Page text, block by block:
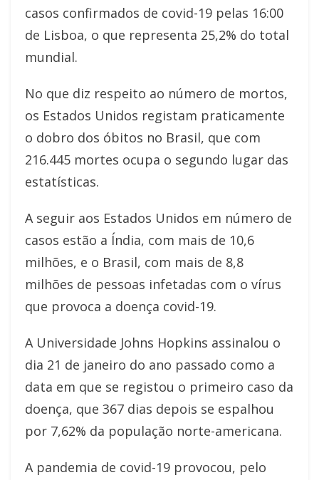
casos confirmados de covid-19 pelas 16:00
de Lisboa, o que representa 25,2% do total
mundial.
No que diz respeito ao número de mortos,
os Estados Unidos registam praticamente
o dobro dos óbitos no Brasil, que com
216.445 mortes ocupa o segundo lugar das
estatísticas.
A seguir aos Estados Unidos em número de
casos estão a Índia, com mais de 10,6
milhões, e o Brasil, com mais de 8,8
milhões de pessoas infetadas com o vírus
que provoca a doença covid-19.
A Universidade Johns Hopkins assinalou o
dia 21 de janeiro do ano passado como a
data em que se registou o primeiro caso da
doença, que 367 dias depois se espalhou
por 7,62% da população norte-americana.
A pandemia de covid-19 provocou, pelo